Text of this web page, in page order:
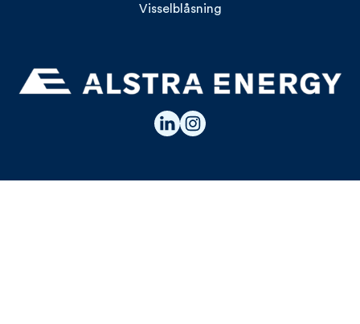
Visselblåsning